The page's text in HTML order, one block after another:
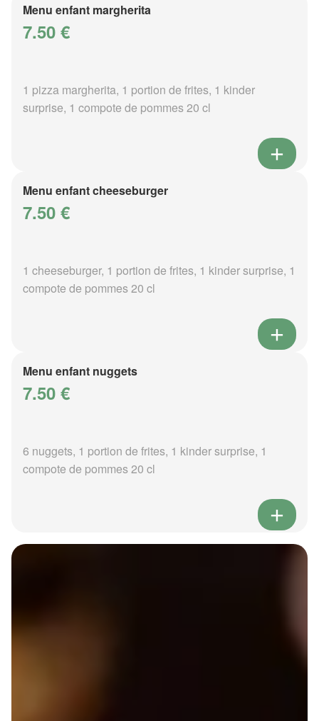
Menu enfant margherita
7.50 €
1 pizza margherita, 1 portion de frites, 1 kinder
surprise, 1 compote de pommes 20 cl
Menu enfant cheeseburger
7.50 €
1 cheeseburger, 1 portion de frites, 1 kinder surprise, 1
compote de pommes 20 cl
Menu enfant nuggets
7.50 €
6 nuggets, 1 portion de frites, 1 kinder surprise, 1
compote de pommes 20 cl